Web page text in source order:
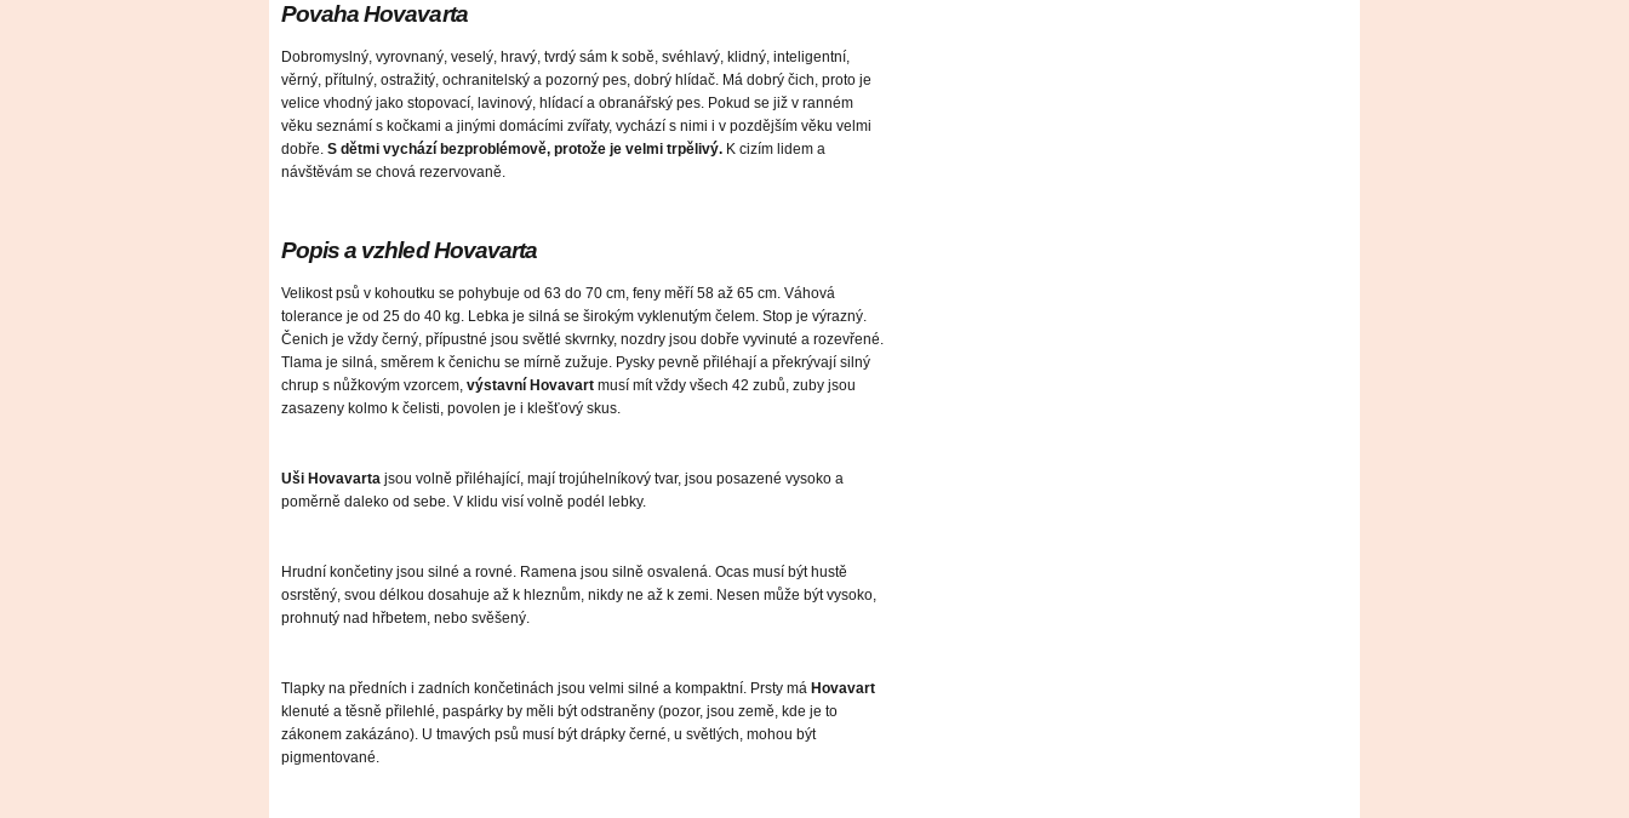
Povaha Hovavarta
Dobromyslný, vyrovnaný, veselý, hravý, tvrdý sám k sobě, svéhlavý, klidný, inteligentní,
věrný, přítulný, ostražitý, ochranitelský a pozorný pes, dobrý hlídač. Má dobrý čich, proto je
velice vhodný jako stopovací, lavinový, hlídací a obranářský pes. Pokud se již v ranném
věku seznámí s kočkami a jinými domácími zvířaty, vychází s nimi i v pozdějším věku velmi
dobře. S dětmi vychází bezproblémově, protože je velmi trpělivý. K cizím lidem a
návštěvám se chová rezervovaně.
Popis a vzhled Hovavarta
Velikost psů v kohoutku se pohybuje od 63 do 70 cm, feny měří 58 až 65 cm. Váhová
tolerance je od 25 do 40 kg. Lebka je silná se širokým vyklenutým čelem. Stop je výrazný.
Čenich je vždy černý, přípustné jsou světlé skvrnky, nozdry jsou dobře vyvinuté a rozevřené.
Tlama je silná, směrem k čenichu se mírně zužuje. Pysky pevně přiléhají a překrývají silný
chrup s nůžkovým vzorcem, výstavní Hovavart musí mít vždy všech 42 zubů, zuby jsou
zasazeny kolmo k čelisti, povolen je i klešťový skus.
Uši Hovavarta jsou volně přiléhající, mají trojúhelníkový tvar, jsou posazené vysoko a
poměrně daleko od sebe. V klidu visí volně podél lebky.
Hrudní končetiny jsou silné a rovné. Ramena jsou silně osvalená. Ocas musí být hustě
osrstěný, svou délkou dosahuje až k hleznům, nikdy ne až k zemi. Nesen může být vysoko,
prohnutý nad hřbetem, nebo svěšený.
Tlapky na předních i zadních končetinách jsou velmi silné a kompaktní. Prsty má Hovavart
klenuté a těsně přilehlé, paspárky by měli být odstraněny (pozor, jsou země, kde je to
zákonem zakázáno). U tmavých psů musí být drápky černé, u světlých, mohou být
pigmentované.